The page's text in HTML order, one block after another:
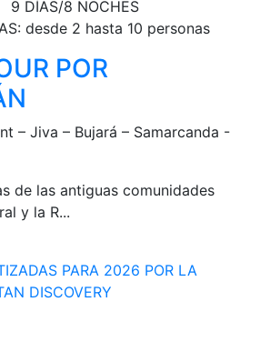
9 DÍAS/8 NOCHES
desde 2 hasta 10 personas
POR
– Jiva – Bujará – Samarcanda -
de las antiguas comunidades
y la R...